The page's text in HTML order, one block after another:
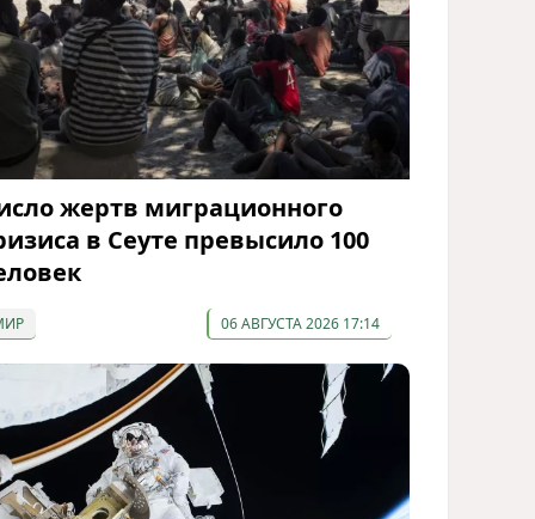
жертв миграционного
в Сеуте превысило 100
06 АВГУСТА 2026 17:14